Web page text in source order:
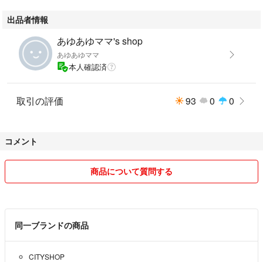
出品者情報
あゆあゆママ's shop
あゆあゆママ
本人確認済
取引の評価 93 0 0
コメント
商品について質問する
同一ブランドの商品
CITYSHOP